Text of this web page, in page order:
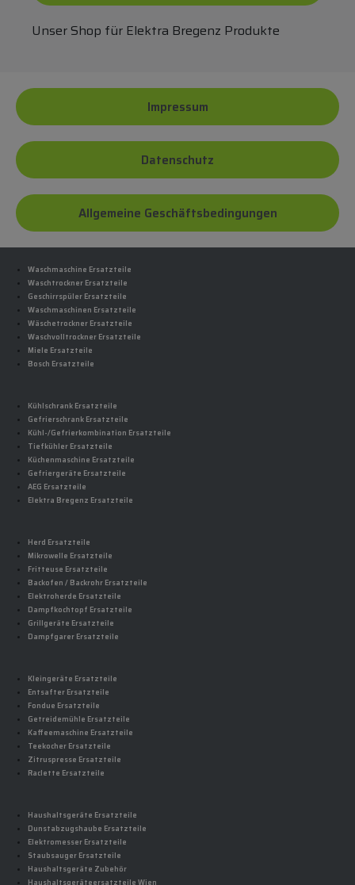
Unser Shop für Elektra Bregenz Produkte
Impressum
Datenschutz
Allgemeine Geschäftsbedingungen
Waschmaschine Ersatzteile
Waschtrockner Ersatzteile
Geschirrspüler Ersatzteile
Waschmaschinen Ersatzteile
Wäschetrockner Ersatzteile
Waschvolltrockner Ersatzteile
Miele Ersatzteile
Bosch Ersatzteile
Kühlschrank Ersatzteile
Gefrierschrank Ersatzteile
Kühl-/Gefrierkombination Ersatzteile
Tiefkühler Ersatzteile
Küchenmaschine Ersatzteile
Gefriergeräte Ersatzteile
AEG Ersatzteile
Elektra Bregenz Ersatzteile
Herd Ersatzteile
Mikrowelle Ersatzteile
Fritteuse Ersatzteile
Backofen / Backrohr Ersatzteile
Elektroherde Ersatzteile
Dampfkochtopf Ersatzteile
Grillgeräte Ersatzteile
Dampfgarer Ersatzteile
Kleingeräte Ersatzteile
Entsafter Ersatzteile
Fondue Ersatzteile
Getreidemühle Ersatzteile
Kaffeemaschine Ersatzteile
Teekocher Ersatzteile
Zitruspresse Ersatzteile
Raclette Ersatzteile
Haushaltsgeräte Ersatzteile
Dunstabzugshaube Ersatzteile
Elektromesser Ersatzteile
Staubsauger Ersatzteile
Haushaltsgeräte Zubehör
Haushaltsgeräteersatzteile Wien